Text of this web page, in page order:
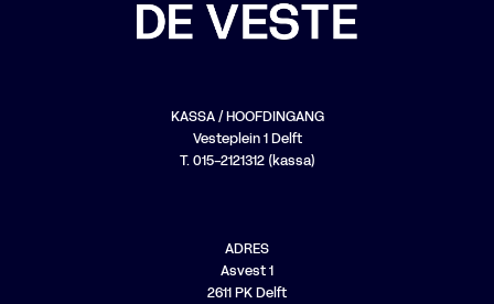
KASSA / HOOFDINGANG
Vesteplein 1 Delft
T. 015-2121312 (kassa)
ADRES
Asvest 1
2611 PK Delft